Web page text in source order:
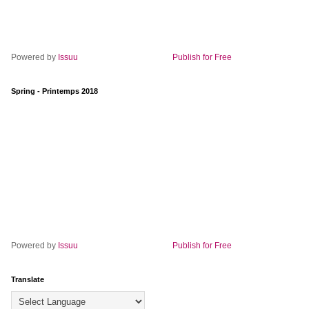
Powered by Issuu Publish for Free
Spring - Printemps 2018
Powered by Issuu Publish for Free
Translate